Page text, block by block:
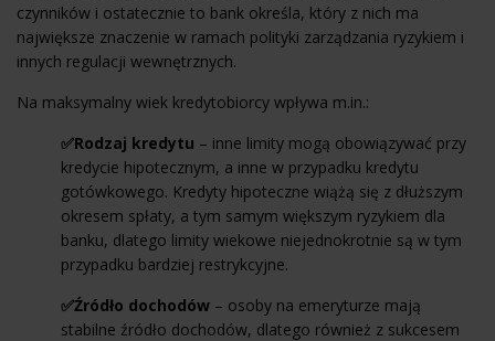
czynników i ostatecznie to bank określa, który z nich ma
największe znaczenie w ramach polityki zarządzania ryzykiem i
innych regulacji wewnętrznych.
Na maksymalny wiek kredytobiorcy wpływa m.in.:
✅Rodzaj kredytu – inne limity mogą obowiązywać przy
kredycie hipotecznym, a inne w przypadku kredytu
gotówkowego. Kredyty hipoteczne wiążą się z dłuższym
okresem spłaty, a tym samym większym ryzykiem dla
banku, dlatego limity wiekowe niejednokrotnie są w tym
przypadku bardziej restrykcyjne.
✅Źródło dochodów – osoby na emeryturze mają
stabilne źródło dochodów, dlatego również z sukcesem